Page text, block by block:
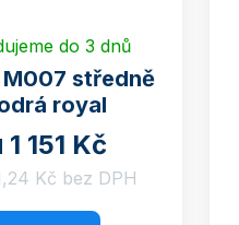
do 3 dnů
M007 středně
royal
1 151 Kč
Kč bez DPH